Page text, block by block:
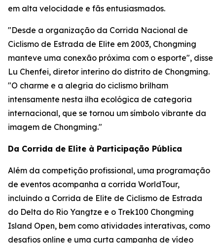
em alta velocidade e fãs entusiasmados.
"Desde a organização da Corrida Nacional de
Ciclismo de Estrada de Elite em 2003, Chongming
manteve uma conexão próxima com o esporte", disse
Lu Chenfei, diretor interino do distrito de Chongming.
"O charme e a alegria do ciclismo brilham
intensamente nesta ilha ecológica de categoria
internacional, que se tornou um símbolo vibrante da
imagem de Chongming."
Da Corrida de Elite à Participação Pública
Além da competição profissional, uma programação
de eventos acompanha a corrida WorldTour,
incluindo a Corrida de Elite de Ciclismo de Estrada
do Delta do Rio Yangtze e o Trek100 Chongming
Island Open, bem como atividades interativas, como
desafios online e uma curta campanha de vídeo